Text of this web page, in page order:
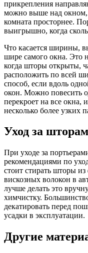
прикрепления
можно выше над окном,
комната просторнее.
выигрышно, когда
Что касается ширины,
шире самого окна. Это
когда шторы открыты,
расположить по всей
способ, если вдоль
окон. Можно повесить
перекроет на все окна,
несколько более узких
Уход за
При уходе за
рекомендациями по
стоит стирать шторы
вискозных волокон в
лучше делать это
химчистку.
декатировать перед
усадки в эксплуатации.
Другие